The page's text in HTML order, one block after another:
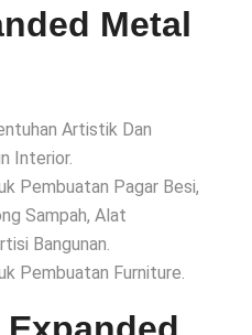
Metal
Artistik Dan
Interior.
Pembuatan Pagar Besi,
Sampah, Alat
Bangunan.
Pembuatan Furniture.